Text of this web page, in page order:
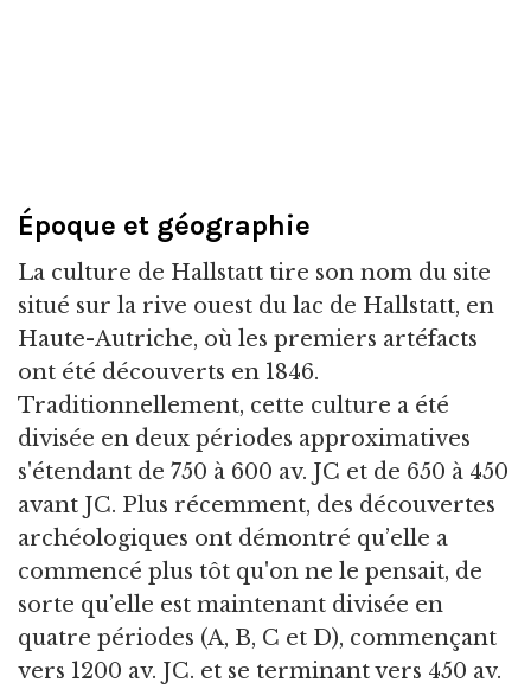
Époque et géographie
La culture de Hallstatt tire son nom du site
situé sur la rive ouest du lac de Hallstatt, en
Haute-Autriche, où les premiers artéfacts
ont été découverts en 1846.
Traditionnellement, cette culture a été
divisée en deux périodes approximatives
s'étendant de 750 à 600 av. JC et de 650 à 450
avant JC. Plus récemment, des découvertes
archéologiques ont démontré qu’elle a
commencé plus tôt qu'on ne le pensait, de
sorte qu’elle est maintenant divisée en
quatre périodes (A, B, C et D), commençant
vers 1200 av. JC. et se terminant vers 450 av.